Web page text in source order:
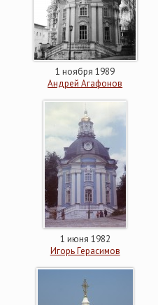
1 ноября 1989
Андрей Агафонов
1 июня 1982
Игорь Герасимов